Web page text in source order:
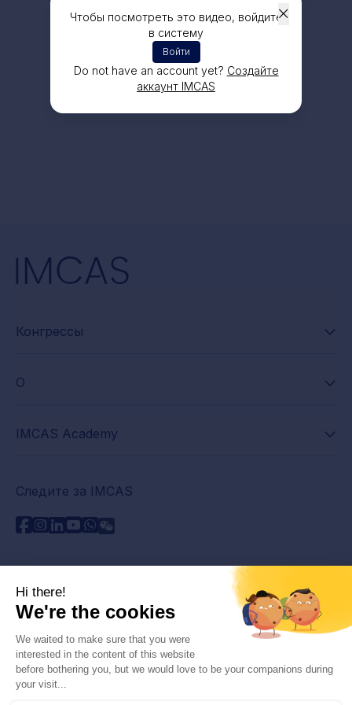
Чтобы посмотреть это видео, войдите
в систему
Войти
Do not have an account yet? Создайте
аккаунт IMCAS
Конгрессы
О
IMCAS Academy
Следите за IMCAS
Связаться с нами
Часто задаваемые вопросы
Политика конфиденциальности